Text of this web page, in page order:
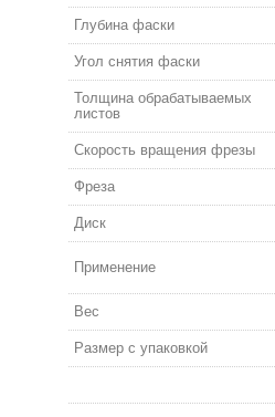
Глубина фаски
Угол снятия фаски
Толщина обрабатываемых
листов
Скорость вращения фрезы
Фреза
Диск
Применение
Вес
Размер с упаковкой